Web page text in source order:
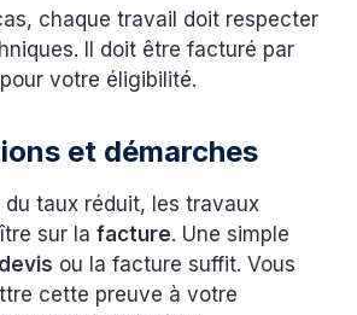
chaque travail doit respecter
Il doit être facturé par
votre éligibilité.
et démarches
du taux réduit, les travaux
sur lafacture. Une simple
devis ou la facture suffit. Vous
cette preuve à votre